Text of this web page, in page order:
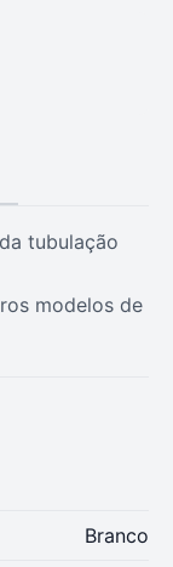
Branco